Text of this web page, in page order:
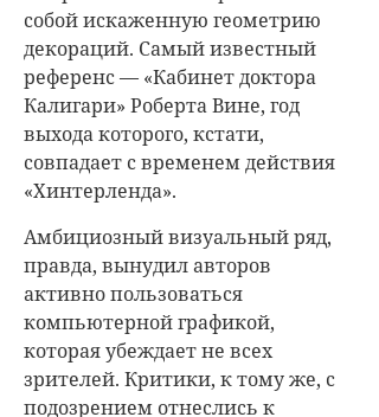
собой искаженную геометрию
декораций. Самый известный
референс — «Кабинет доктора
Калигари» Роберта Вине, год
выхода которого, кстати,
совпадает с временем действия
«Хинтерленда».
Амбициозный визуальный ряд,
правда, вынудил авторов
активно пользоваться
компьютерной графикой,
которая убеждает не всех
зрителей. Критики, к тому же, с
подозрением отнеслись к